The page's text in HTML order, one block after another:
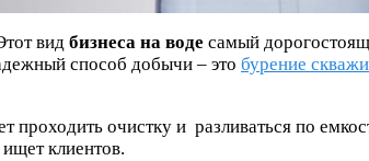
вид бизнеса на воде самый
способ добычи – это бурение
проходить очистку и разливаться по
клиентов.